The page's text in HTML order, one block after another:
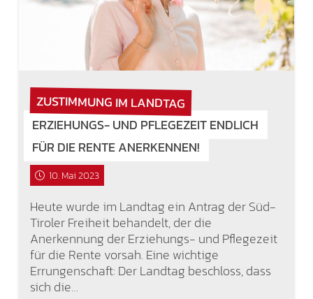
ZUSTIMMUNG IM LANDTAG
ERZIEHUNGS- UND PFLEGEZEIT ENDLICH
FÜR DIE RENTE ANERKENNEN!
10. Mai 2023
Heute wurde im Landtag ein Antrag der Süd-
Tiroler Freiheit behandelt, der die
Anerkennung der Erziehungs- und Pflegezeit
für die Rente vorsah. Eine wichtige
Errungenschaft: Der Landtag beschloss, dass
sich die…